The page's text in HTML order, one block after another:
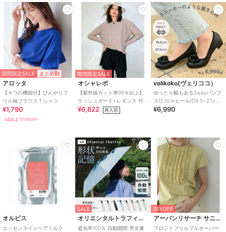
期間限定SALE まとめ割
アロッタ
【４つの機能付】ひんやりフ
リル袖ブラウスＴシャツ
¥1,790
3点以上で10%OFF
期間限定SALE
オシャレボ
【紫外線カット率99％以上】
ラッシュガード×レギンス 付
き タンキニ
¥6,822 再入荷
velikoko(ヴェリココ）
ゆったり幅もある2wayパンプ
ス(3.0cmヒール)[19.5~27cm]
ラクチンきれいシューズ
¥6,990
オルビス
エッセンスインヘアミルク
SALE
オリエンタルトラフィック
遮光率100％ 自動開閉 男女兼
35%OFF
アーバンリサーチ サニーレーベル
フロントフリルプルオーバー